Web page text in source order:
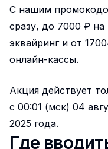
С нашим
сразу, до 7000 ₽ на
эквайринг и от
онлайн-кассы.
Акция действует
с 00:01 (мск) 04
2025 года.
Где